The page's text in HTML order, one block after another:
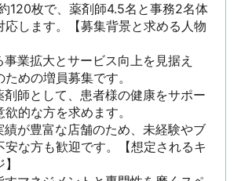
120枚で、薬剤師4.5名と事務2名体
応します。【募集背景と求める人物
業拡大とサービス向上を見据え
めの増員募集です。
師として、患者様の健康をサポー
欲的な方を求めます。
が豊富な店舗のため、未経験やブ
安な方も歓迎です。【想定されるキ